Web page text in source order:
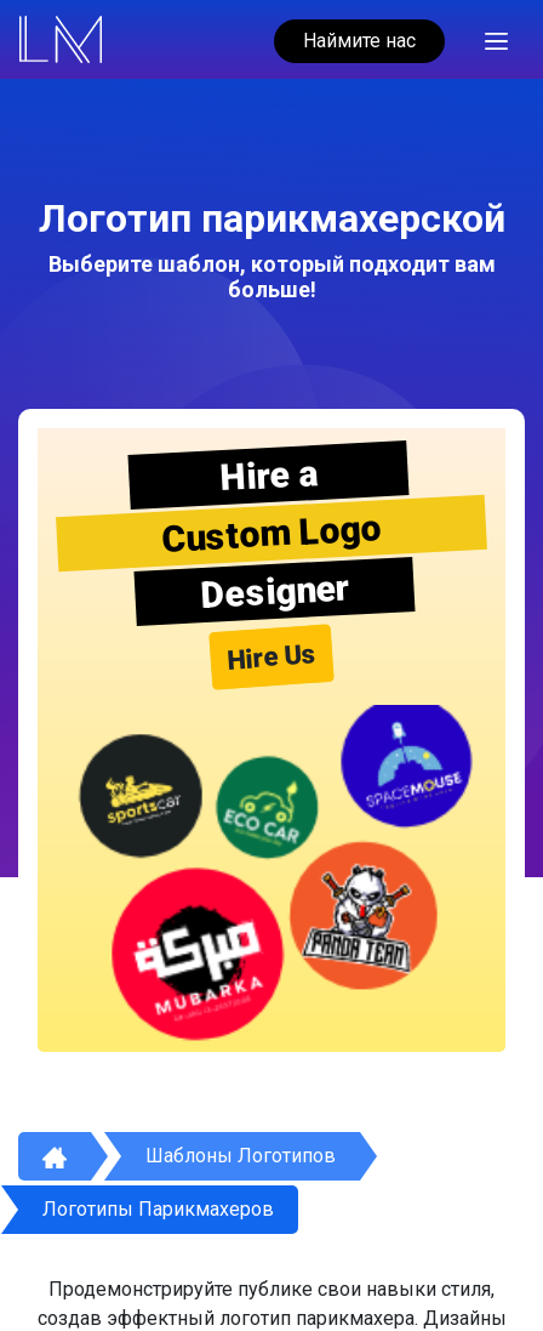
Наймите нас
Логотип парикмахерской
Выберите шаблон, который подходит вам
больше!
Hire a
Custom Logo
Designer
Hire Us
Шаблоны Логотипов
Логотипы Парикмахеров
Продемонстрируйте публике свои навыки стиля,
создав эффектный логотип парикмахера. Дизайны